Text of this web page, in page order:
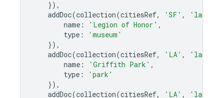
}),
addDoc(collection(citiesRef, 'SF' ,
name : 'Legion of Honor' ,
type :
'museum'
}),
addDoc(collection(citiesRef, 'LA' ,
name : 'Griffith Park' ,
type :
'park'
}),
addDoc(collection(citiesRef, 'LA' ,